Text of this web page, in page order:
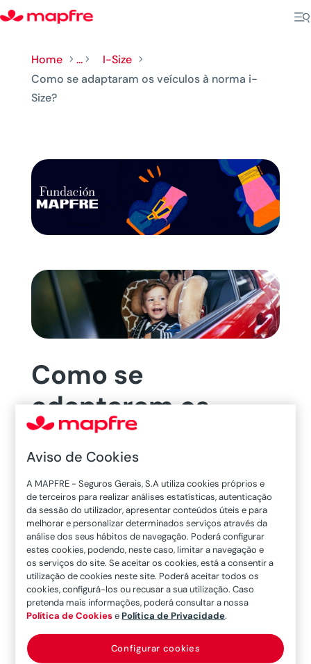
Home 5 ... 5 I-Size 5
Como se adaptaram os veículos à norma i-
Size?
Como se
adaptaram os
veículos à norma i-
Size?
Anorma i-Sizeé uma novidade para muitas
pessoas, mas na realidade é um padrão
aprovado há mais de 6 anos, que convive neste
momento com o regulamentoECE R44
principal desvantagem da norma i-Size era a
pouca variedade de produtos no mercado. Mas
Aviso de Cookies
A MAPFRE - Seguros Gerais, S.A utiliza cookies próprios e
de terceiros para realizar análises estatísticas, autenticação
da sessão do utilizador, apresentar conteúdos úteis e para
melhorar e personalizar determinados serviços através da
análise dos seus hábitos de navegação. Poderá configurar
estes cookies, podendo, neste caso, limitar a navegação e
os serviços do site. Se aceitar os cookies, está a consentir a
utilização de cookies neste site. Poderá aceitar todos os
cookies, configurá-los ou recusar a sua utilização. Caso
pretenda mais informações, poderá consultar a nossa
Política de CookiesePolítica de Privacidade.
Configurar cookies